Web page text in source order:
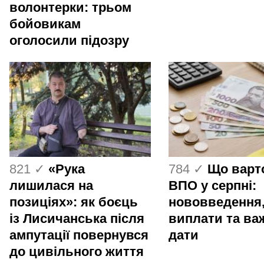
волонтерки: трьом
бойовикам
оголосили підозру
821 ✓ «Рука
лишилася на
позиціях»: як боєць
із Лисичанська після
ампутації повернувся
до цивільного життя
784 ✓ Що
ВПО у серпні:
виплати та
дати